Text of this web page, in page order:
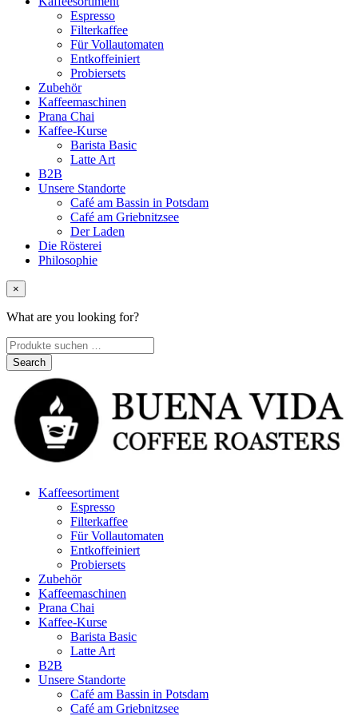
Espresso
Filterkaffee
Für Vollautomaten
Entkoffeiniert
Probiersets
Zubehör
Kaffeemaschinen
Prana Chai
Kaffee-Kurse
Barista Basic
Latte Art
B2B
Unsere Standorte
Café am Bassin in Potsdam
Café am Griebnitzsee
Der Laden
Die Rösterei
Philosophie
×
What are you looking for?
Kaffeesortiment
Espresso
Filterkaffee
Für Vollautomaten
Entkoffeiniert
Probiersets
Zubehör
Kaffeemaschinen
Prana Chai
Kaffee-Kurse
Barista Basic
Latte Art
B2B
Unsere Standorte
Café am Bassin in Potsdam
Café am Griebnitzsee